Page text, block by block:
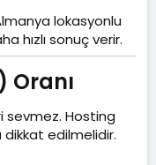
lokasyonlu
hızlı sonuç verir.
Oranı​
sevmez. Hosting
edilmelidir.